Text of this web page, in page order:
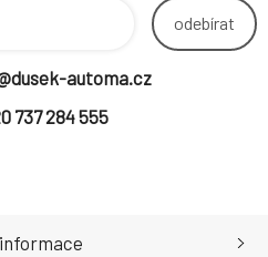
odebírat
automa.cz
737 284 555